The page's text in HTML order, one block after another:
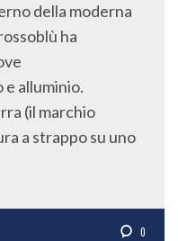
della moderna
ha
alluminio.
(il marchio
a strappo su uno
0